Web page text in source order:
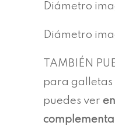
Diámetro
Diámetro
TAMBIÉN
para galletas
puedes ver